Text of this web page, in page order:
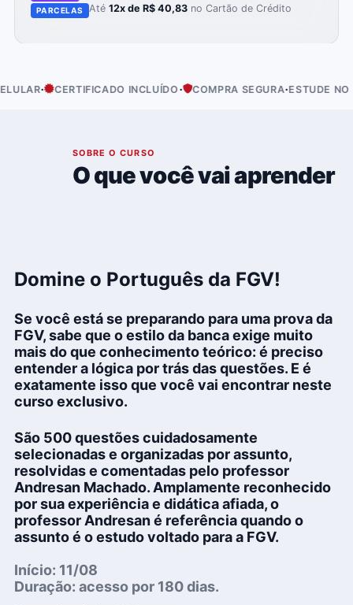
PARCELAS Até12x de R$ 40,83 no Cartão de Crédito
· CERTIFICADO INCLUÍDO· COMPRA SEGURA·ESTUDE NO SEU
SOBRE O CURSO
O que você vai aprender
Domine o Português da FGV!
Se você está se preparando para uma prova da
FGV, sabe que o estilo da banca exige muito
mais do que conhecimento teórico: é preciso
entender a lógica por trás das questões. E é
exatamente isso que você vai encontrar neste
curso exclusivo.
São 500 questões cuidadosamente
selecionadas e organizadas por assunto,
resolvidas e comentadas pelo professor
Andresan Machado. Amplamente reconhecido
por sua experiência e didática afiada, o
professor Andresan é referência quando o
assunto é o estudo voltado para a FGV.
Início: 11/08
Duração: acesso por 180 dias.